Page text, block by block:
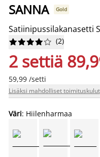
SANNA Gold
Satiinipussilakanasetti





 (2)
2 settiä
59,99 /setti
Lisäksi mahdolliset toimituskulut
Väri: Hiilenharmaa